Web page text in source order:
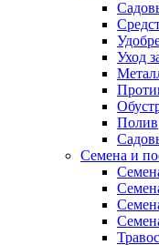
Уход
Полив
Семена и